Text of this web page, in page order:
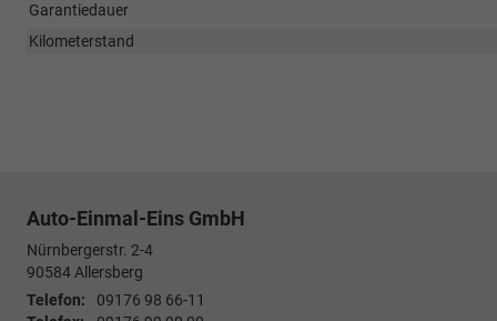
Garantiedauer
Kilometerstand
Auto-Einmal-Eins GmbH
Nürnbergerstr. 2-4
90584Allersberg
Telefon:
09176 98 66-11